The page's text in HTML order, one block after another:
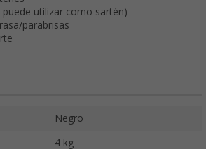
utilizar como sartén)
parabrisas
Negro
4 kg